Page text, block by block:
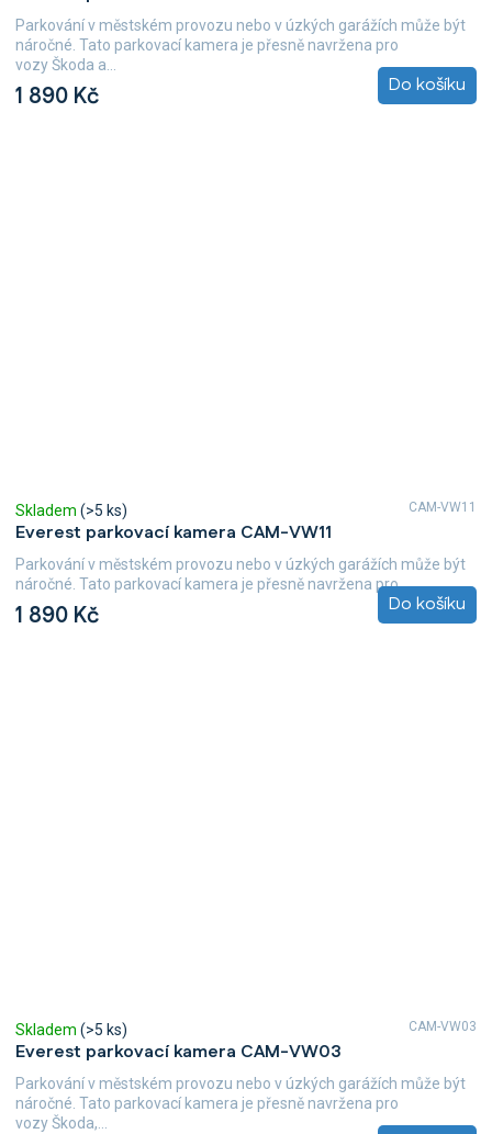
1 890 Kč Do košíku
Parkování v městském provozu nebo v úzkých garážích může být
náročné. Tato parkovací kamera je přesně navržena pro
vozy Škoda a...
Everest parkovací kamera CAM-VW11
Skladem (>5 ks)
1 890 Kč Do košíku
Parkování v městském provozu nebo v úzkých garážích může být
náročné. Tato parkovací kamera je přesně navržena pro...
CAM-VW11
Everest parkovací kamera CAM-VW03
Skladem (>5 ks)
Parkování v městském provozu nebo v úzkých garážích může být
náročné. Tato parkovací kamera je přesně navržena pro
vozy Škoda,...
CAM-VW03